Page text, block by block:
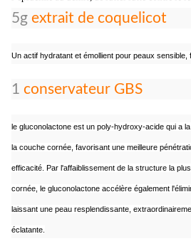
5g extrait de coquelicot
Un actif hydratant et émollient pour peaux sensible,
1 conservateur GBS
le gluconolactone est un poly-hydroxy-acide qui a
la couche cornée, favorisant une meilleure
efficacité. Par l'affaiblissement de la structure la
cornée, le gluconolactone accélère également
laissant une peau resplendissante,
éclatante.